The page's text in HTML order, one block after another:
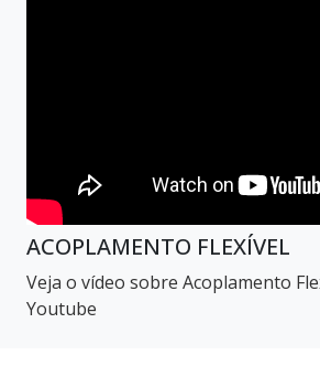
ACOPLAMENTO FLEXÍVEL
Veja o vídeo sobre Acoplamento
Youtube